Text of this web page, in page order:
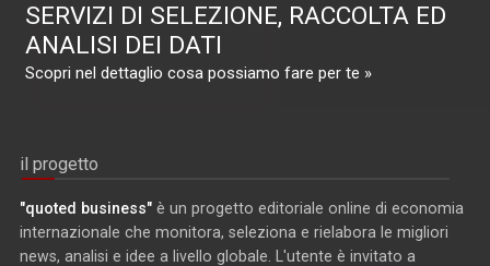
SERVIZI DI SELEZIONE, RACCOLTA ED
ANALISI DEI DATI
Scopri nel dettaglio cosa possiamo fare per te »
il progetto
"quoted business" è un progetto editoriale online di economia
internazionale che monitora, seleziona e rielabora le migliori
news, analisi e idee a livello globale. L'utente è invitato a